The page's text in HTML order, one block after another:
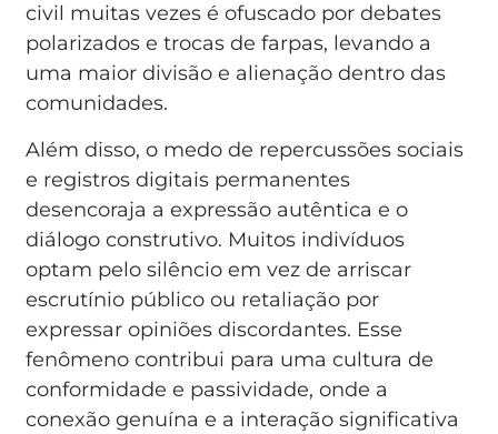
civil muitas vezes é ofuscado por debates
polarizados e trocas de farpas, levando a
uma maior divisão e alienação dentro das
comunidades.
Além disso, o medo de repercussões sociais
e registros digitais permanentes
desencoraja a expressão autêntica e o
diálogo construtivo. Muitos indivíduos
optam pelo silêncio em vez de arriscar
escrutínio público ou retaliação por
expressar opiniões discordantes. Esse
fenômeno contribui para uma cultura de
conformidade e passividade, onde a
conexão genuína e a interação significativa